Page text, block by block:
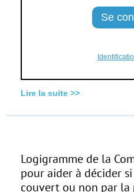
Lire la suite >>
Logigramme de la
pour aider à décider
couvert ou non par